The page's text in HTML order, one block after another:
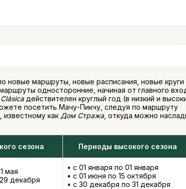
маршруты, новые расписания, новые
односторонние, начиная от главного
действителен круглый год (в низкий и
посетить Мачу-Пикчу, следуя по маршруту
как Дом Стража, откуда можно
сезона Периоды высокого сезона
мая
декабря
• с 01 января по 01 января
• с 01 июня по 15 октября
• с 30 декабря по 31 декабря